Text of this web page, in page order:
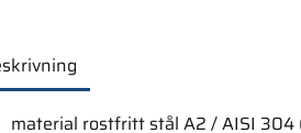
material rostfritt stål A2 / AISI 304